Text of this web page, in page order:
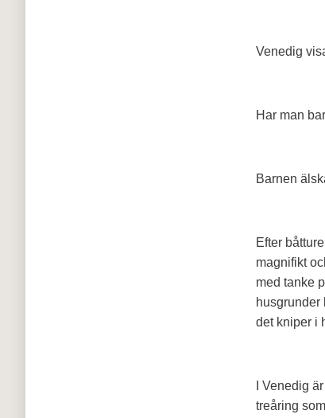
Venedig
Har man
Barnen
Efter
magnifikt
med tanke
husgrunder
det kniper i
I Venedig
treåring